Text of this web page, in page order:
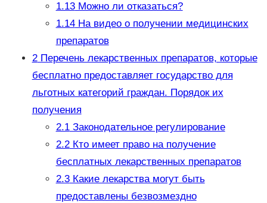
1.13Можно ли отказаться?
1.14На видео о получении медицинских
препаратов
2Перечень лекарственных препаратов, которые
бесплатно предоставляет государство для
льготных категорий граждан. Порядок их
получения
2.1Законодательное регулирование
2.2Кто имеет право на получение
бесплатных лекарственных препаратов
2.3Какие лекарства могут быть
предоставлены безвозмездно